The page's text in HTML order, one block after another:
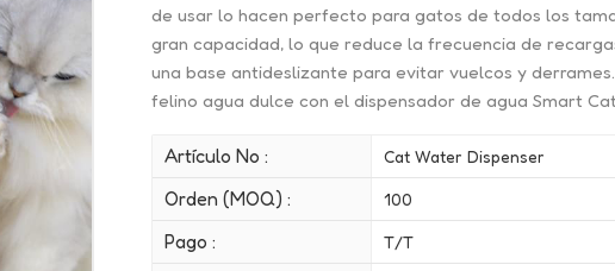
de usar lo hacen perfecto para gatos de todos los
gran capacidad, lo que reduce la frecuencia de
una base antideslizante para evitar vuelcos y
felino agua dulce con el dispensador de agua Smart
Artículo No : Cat Water Dispenser
Orden (MOQ) : 100
Pago : T/T